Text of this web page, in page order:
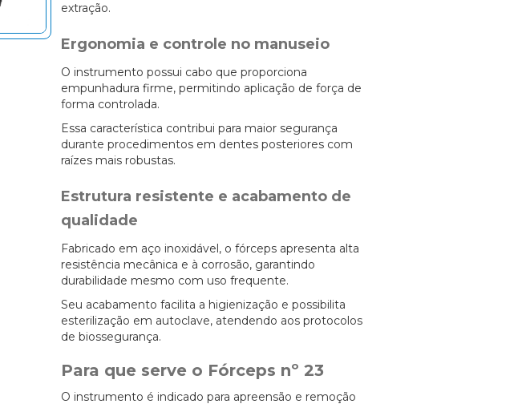
extração.
Ergonomia e controle no manuseio
O instrumento possui cabo que proporciona
empunhadura firme, permitindo aplicação de força de
forma controlada.
Essa característica contribui para maior segurança
durante procedimentos em dentes posteriores com
raízes mais robustas.
Estrutura resistente e acabamento de
qualidade
Fabricado em aço inoxidável, o fórceps apresenta alta
resistência mecânica e à corrosão, garantindo
durabilidade mesmo com uso frequente.
Seu acabamento facilita a higienização e possibilita
esterilização em autoclave, atendendo aos protocolos
de biossegurança.
Para que serve o Fórceps nº 23
O instrumento é indicado para apreensão e remoção